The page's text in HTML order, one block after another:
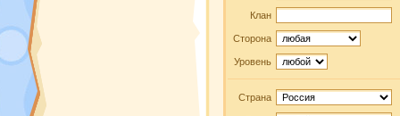
Клан
Сторона
Уровень
Страна